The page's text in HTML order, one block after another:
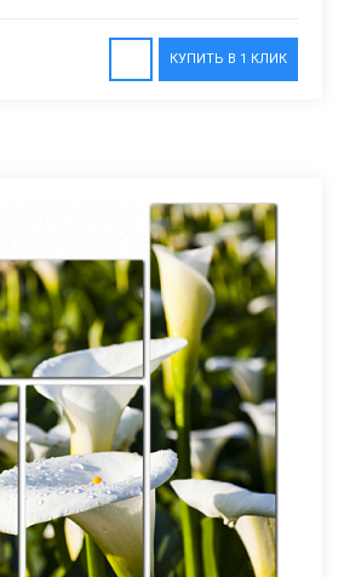
КУПИТЬ В 1 КЛИК